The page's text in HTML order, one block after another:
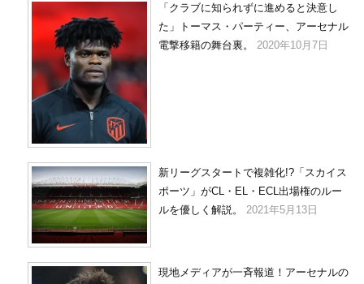
「クラブに知られずに進めると決意し
た」トーマス・パーティー、アーセナル
電撃移籍の舞台裏。
2020年10月7日
新リーグスタートで複雑化!?「スカイス
ポーツ」がCL・EL・ECL出場権のルー
ルを優しく解説。
2021年5月13日
現地メディアが一斉報道！アーセナルの